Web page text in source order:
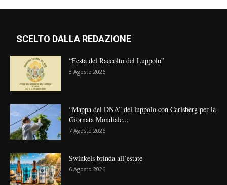
SCELTO DALLA REDAZIONE
“Festa del Raccolto del Luppolo”
8 Agosto 2026
“Mappa del DNA” del luppolo con Carlsberg per la
Giornata Mondiale...
7 Agosto 2026
Swinkels brinda all’estate
6 Agosto 2026